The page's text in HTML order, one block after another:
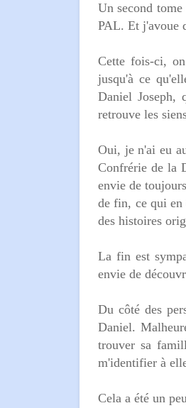
Un second
PAL. Et j'avoue
Cette fois-ci,
jusqu'à ce
Daniel Joseph,
retrouve les
Oui, je n'ai eu
Confrérie de la
envie de
de fin, ce qui en
des histoires
La fin est
envie de
Du côté des
Daniel.
trouver sa
m'identifier à
Cela a été un